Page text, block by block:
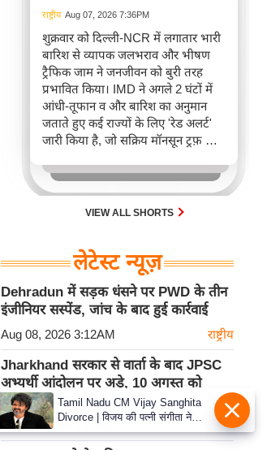
राष्ट्रीय Aug 07, 2026 7:36PM
शुक्रवार को दिल्ली-NCR में लगातार भारी
बारिश से व्यापक जलभराव और भीषण
ट्रैफिक जाम ने जनजीवन को बुरी तरह
प्रभावित किया। IMD ने अगले 2 घंटों में
आंधी-तूफान व और बारिश का अनुमान
जताते हुए कई राज्यों के लिए 'रेड अलर्ट'
जारी किया है, जो सक्रिय मॉनसून ट्रफ़ और
जिससे यातायात बाधित होने के साथ-साथ
सफदरजंग अस्पताल में भी जलभराव की
स्थिति बनी।VIEW ALL SHORTS
लेटेस्ट न्यूज़
Dehradun में सड़क धंसने पर PWD के तीन
इंजीनियर सस्पेंड, जांच के बाद हुई कार्रवाई
Aug 08, 2026 3:12AM राष्ट्रीय
Jharkhand सरकार से वार्ता के बाद JPSC
अभ्यर्थी आंदोलन पर अड़े, 10 अगस्त को
विधानसभा मार्च की चेतावनी
Aug 08, 2026 3:12AM राष्ट्रीय
Tamil Nadu CM Vijay Sanghita
Divorce | विजय की पत्नी संगीता ने
वापस ली तलाक की अर्जी, कोर्ट ने मामले
को किया निपटाया